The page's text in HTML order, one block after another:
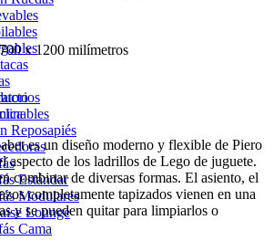
Reposapiés
Estándar
Modulares
Lounge
Cama
x 1200 milímetros
es un diseño moderno y flexible de Piero
aspecto de los ladrillos de Lego de juguete.
combinar de diversas formas. El asiento, el
completamente tapizados vienen en una
y se pueden quitar para limpiarlos o